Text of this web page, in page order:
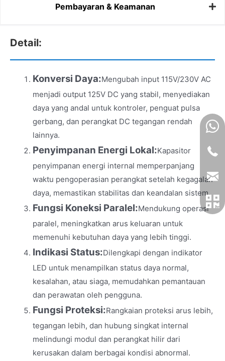
Pembayaran & Keamanan
Detail:
Konversi Daya:Mengubah input 115V/230V AC
menjadi output 125V DC yang stabil, menyediakan
daya yang andal untuk kontroler, penguat pulsa
gerbang, dan perangkat DC tegangan rendah
lainnya.
Penyimpanan Energi Lokal:Kapasitor
penyimpanan energi internal memperpanjang
waktu pengoperasian perangkat setelah kegagalan
daya, memastikan stabilitas dan keandalan sistem.
Fungsi Koneksi Paralel:Mendukung operasi
paralel, meningkatkan arus keluaran untuk
memenuhi kebutuhan daya yang lebih tinggi.
Indikasi Status:Dilengkapi dengan indikator
LED untuk menampilkan status daya normal,
kesalahan, atau siaga, memudahkan pemantauan
dan perawatan oleh pengguna.
Fungsi Proteksi:Rangkaian proteksi arus lebih,
tegangan lebih, dan hubung singkat internal
melindungi modul dan perangkat hilir dari
kerusakan dalam berbagai kondisi abnormal.